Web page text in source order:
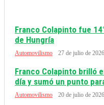
Franco Colapinto fue
de Hungría
Automovilismo 27 de julio de 2026
Franco Colapinto brilló
día y sumó un punto
Automovilismo 20 de julio de 2026